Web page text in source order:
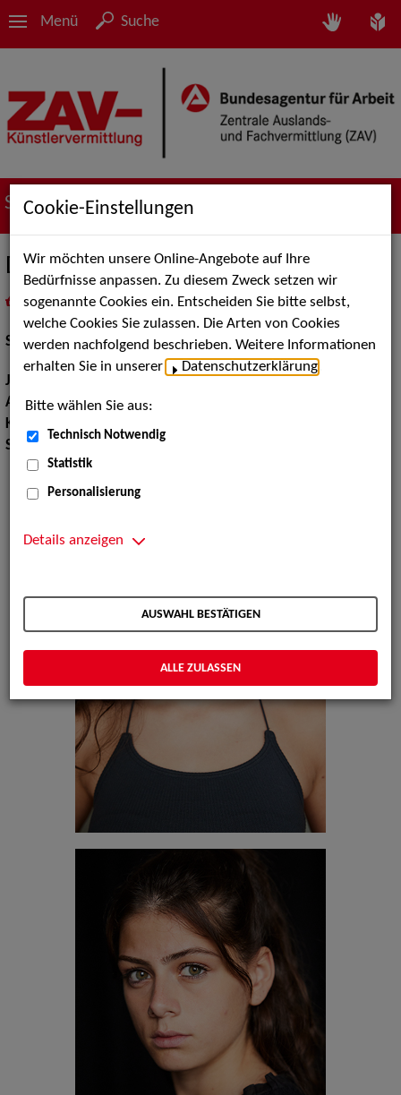
Menü Suche
Suche nach Künstler*innen
Derya Akyol
als PDF speichern
inMeine Merklistelegen
Schauspiel:Bühne
Jahrgang:
Augenfarbe:grün-braun
Körpergröße:
Sprachen:
Türkisch, Englisch
Cookie-Einstellungen
Wir möchten unsere Online-Angebote auf Ihre
Bedürfnisse anpassen. Zu diesem Zweck setzen wir
sogenannte Cookies ein. Entscheiden Sie bitte selbst,
welche Cookies Sie zulassen. Die Arten von Cookies
werden nachfolgend beschrieben. Weitere Informationen
erhalten Sie in unserer
Datenschutzerklärung
Bitte wählen Sie aus:
Technisch Notwendig
Statistik
Personalisierung
Details anzeigen
AUSWAHL BESTÄTIGEN
ALLE ZULASSEN